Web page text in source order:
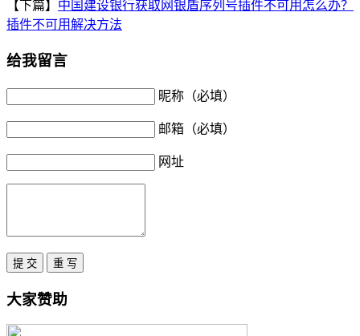
【下篇】 中国建设银行获取网银盾序列号插件不可用怎么办？
插件不可用解决方法
给我留言
昵称（必填）
邮箱（必填）
网址
大家赞助